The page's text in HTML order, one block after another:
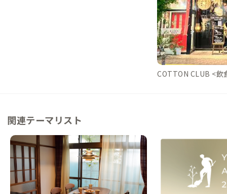
COTTON CLUB <飲
関連テーマリスト